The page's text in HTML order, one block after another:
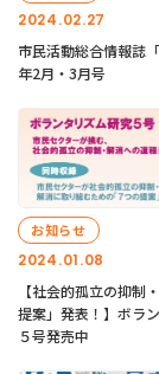
2024.02.27
市民活動総合情報誌
年2月・3月号
2024.01.08
お知らせ
【社会的孤立の抑制
提案」発表！】ボラ
５号発売中